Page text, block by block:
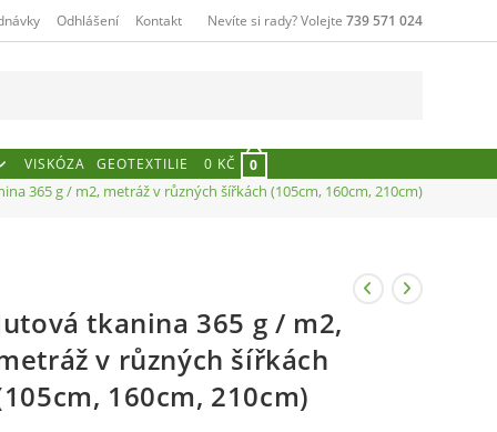
Odhlášení Kontakt Nevíte si rady? Volejte 739 571 024
VISKÓZA GEOTEXTILIE 0 KČ 0
365 g / m2, metráž v různých šířkách (105cm, 160cm, 210cm)
tkanina 365 g / m2,
v různých šířkách
160cm, 210cm)